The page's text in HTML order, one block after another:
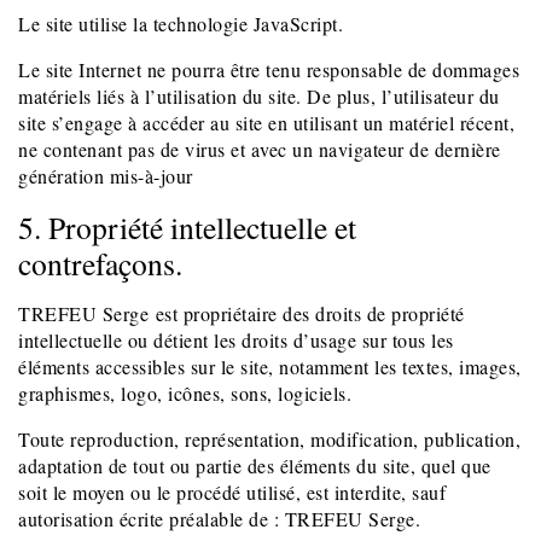
Le site utilise la technologie JavaScript.
Le site Internet ne pourra être tenu responsable de dommages
matériels liés à l’utilisation du site. De plus, l’utilisateur du
site s’engage à accéder au site en utilisant un matériel récent,
ne contenant pas de virus et avec un navigateur de dernière
génération mis-à-jour
5. Propriété intellectuelle et
contrefaçons.
TREFEU Serge est propriétaire des droits de propriété
intellectuelle ou détient les droits d’usage sur tous les
éléments accessibles sur le site, notamment les textes, images,
graphismes, logo, icônes, sons, logiciels.
Toute reproduction, représentation, modification, publication,
adaptation de tout ou partie des éléments du site, quel que
soit le moyen ou le procédé utilisé, est interdite, sauf
autorisation écrite préalable de : TREFEU Serge.